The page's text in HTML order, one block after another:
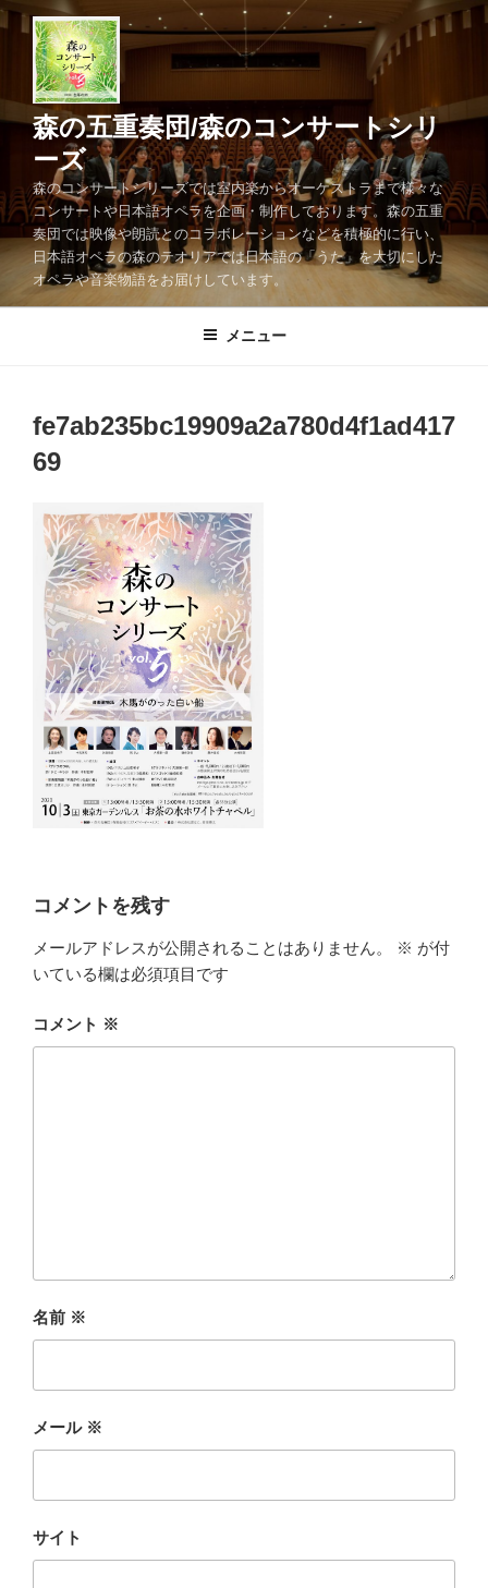
コ
ツ
キ
ッ
プ
森の五重奏団/森のコンサートシリ
ーズ
森のコンサートシリーズでは室内楽からオーケストラまで様々な
コンサートや日本語オペラを企画・制作しております。森の五重
奏団では映像や朗読とのコラボレーションなどを積極的に行い、
日本語オペラの森のテオリアでは日本語の「うた」を大切にした
オペラや音楽物語をお届けしています。
メニュー
fe7ab235bc19909a2a780d4f1ad417
69
コメントを残す
メールアドレスが公開されることはありません。 ※ が付
いている欄は必須項目です
コメント ※
名前 ※
メール ※
サイト